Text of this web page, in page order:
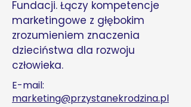
Fundacji. Łączy kompetencje
marketingowe z głębokim
zrozumieniem znaczenia
dzieciństwa dla rozwoju
człowieka.
E-mail:
marketing@przystanekrodzina.pl